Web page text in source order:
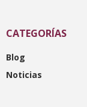
CATEGORÍAS
Blog
Noticias